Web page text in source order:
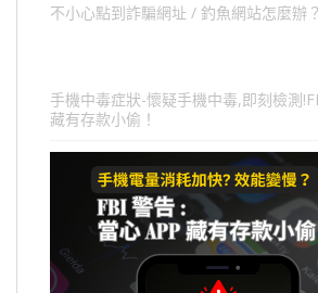
不小心點到詐騙網址 / 釣魚網站怎麼辦？
手機中毒症狀-懷疑手機中毒,即刻檢測
藏有存款小偷！